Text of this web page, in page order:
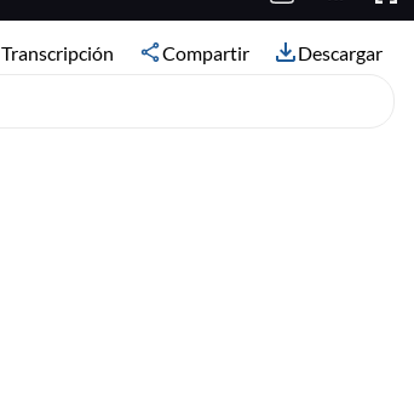
Transcripción Compartir Descargar